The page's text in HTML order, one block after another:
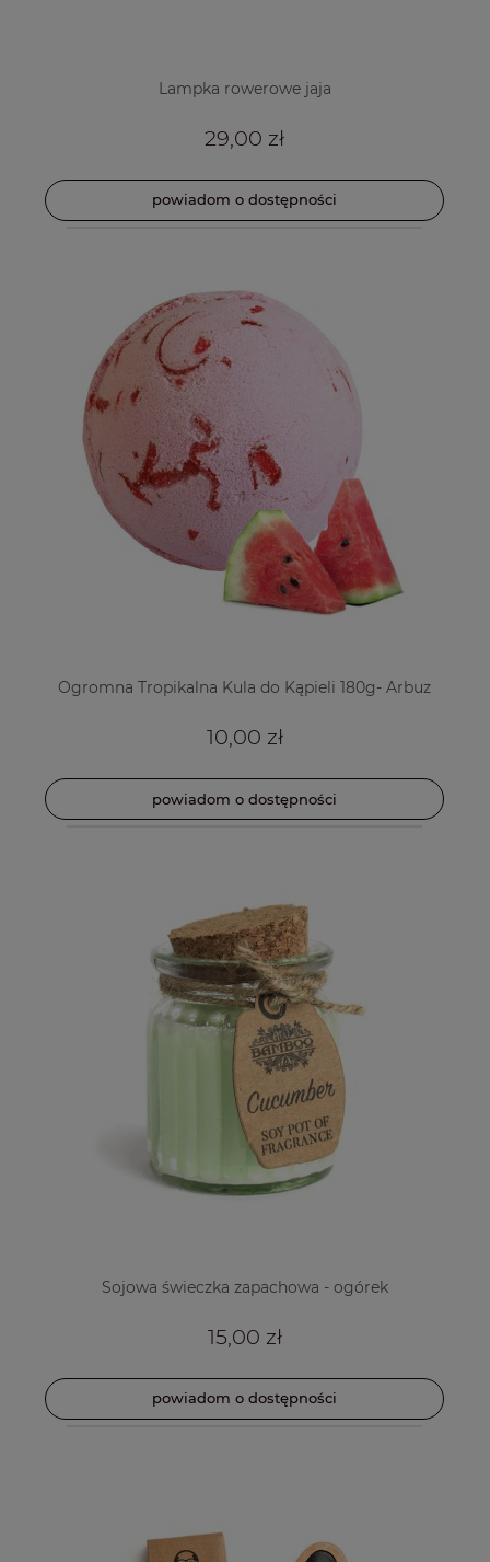
Lampka rowerowe jaja
29,00 zł
powiadom o dostępności
Ogromna Tropikalna Kula do Kąpieli 180g- Arbuz
10,00 zł
powiadom o dostępności
Sojowa świeczka zapachowa - ogórek
15,00 zł
powiadom o dostępności